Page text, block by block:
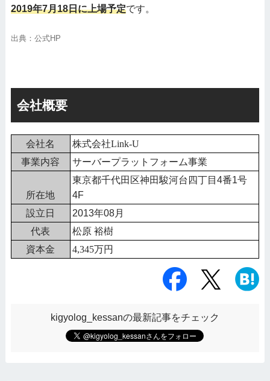
2019年7月18日に上場予定です。
出典：公式HP
会社概要
会社名
株式会社Link-U
事業内容
サーバープラットフォーム事業
所在地
東京都千代田区神田駿河台四丁目4番1号
4F
設立日
2013年08月
代表
松原 裕樹
資本金
4,345万円
kigyolog_kessanの最新記事をチェック